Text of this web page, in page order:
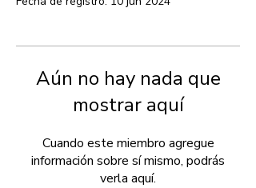
Aún no hay nada que
mostrar aquí
Cuando este miembro agregue
información sobre sí mismo, podrás
verla aquí.